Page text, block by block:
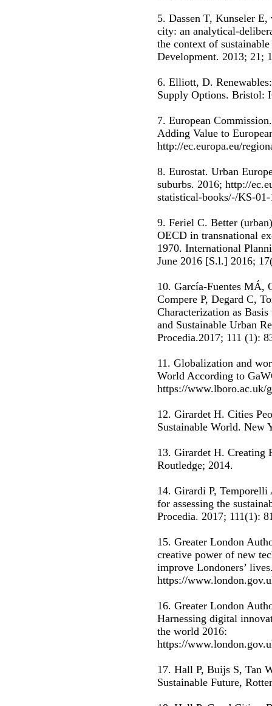
5. Dassen T, Kunseler
city: an analytical-
the context of
Development. 2013; 21;
6. Elliott, D.
Supply Options. Bristol:
7. European
Adding Value to
http://ec.europa.eu/
8. Eurostat. Urban
suburbs. 2016; http://
statistical-books/-/KS-
9. Feriel C. Better
OECD in transnational
1970. International
June 2016 [S.l.] 2016;
10. García-Fuentes MÁ,
Compere P, Degard C,
Characterization as
and Sustainable Urban
Procedia.2017; 111 (1):
11. Globalization and
World According to
https://www.lboro.ac.uk/
12. Girardet H. Cities
Sustainable World. New
13. Girardet H. Creating
Routledge; 2014.
14. Girardi P,
for assessing the
Procedia. 2017; 111(1):
15. Greater London
creative power of new
improve Londoners’
https://
16. Greater London
Harnessing digital
the world 2016:
https://
17. Hall P, Buijs S, Tan
Sustainable Future,